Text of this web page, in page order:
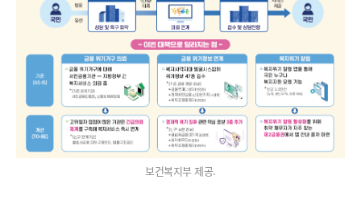
보건복지부 제공.